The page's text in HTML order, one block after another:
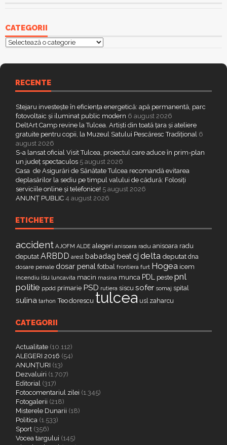
CATEGORII
Categorii
RECENTE
Stejaru investește în eficiența energetică: apă permanentă, parc
fotovoltaic și iluminat public modern 6 august 2026
DeltArt Camp revine la Tulcea. Artiști din toată țara și ateliere
gratuite pentru copii, la Muzeul Satului Pescăresc Tradițional 6
august 2026
S-a lansat oficial Visit Tulcea, proiectul care aduce în prim-plan
un județ spectaculos 5 august 2026
Casa de Asigurări de Sănătate Tulcea recomandă evitarea
deplasărilor la sediu pe timpul valului de cădură: Folosiți
serviciile online și telefonice! 5 august 2026
ANUNȚ PUBLIC 4 august 2026
ETICHETE
accident AJOFM ALDE alegeri anisoara radu anisoara radu
deputat ARBDD arest babadag beatcj delta deputat dna
dosare penale dosar penal fotbal frontiera furt Hogea icem
incendiu isu luncavita macin masina munca PDL peste pnl
politie ppdd primarie PSD rutiera siscu sofer somaj spital
sulina tarhon Teodorescu tulcea usl zaharcu
CATEGORII
Actualitate (10.112)
ALEGERI 2016 (54)
ANUNȚURI (13)
Dezvaluiri (1.707)
Editorial (317)
Fotocomentariul zilei (1.345)
Fotogalerii (218)
Misterele Dunarii (18)
Politica (1.533)
Sport (356)
Vocea targului (145)